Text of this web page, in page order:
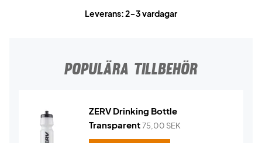
Leverans: 2-3 vardagar
POPULÄRA TILLBEHÖR
ZERV Drinking Bottle
Transparent75,00 SEK